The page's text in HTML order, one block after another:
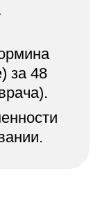
за 48